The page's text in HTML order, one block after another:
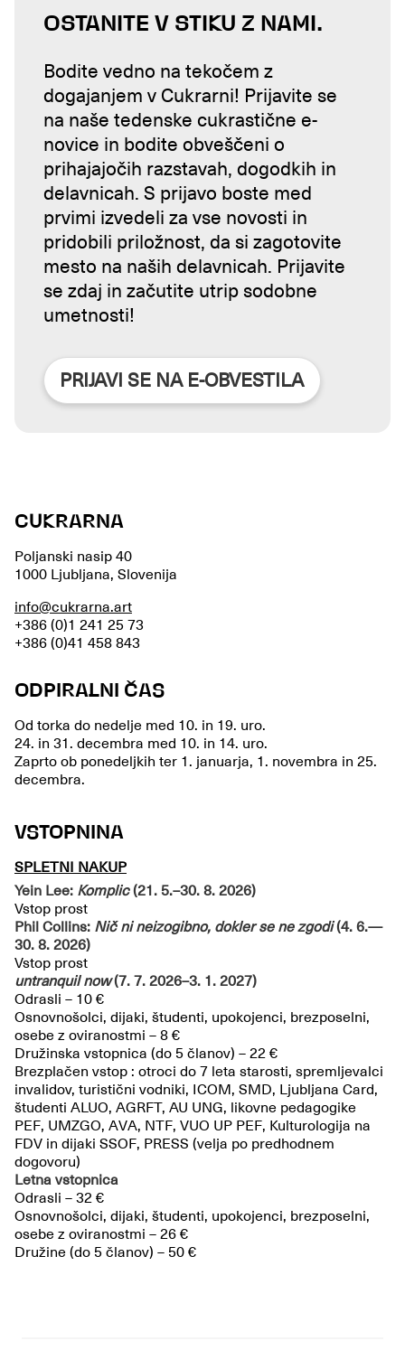
OSTANITE V STIKU Z NAMI.
Bodite vedno na tekočem z
dogajanjem v Cukrarni! Prijavite se
na naše tedenske cukrastične e-
novice in bodite obveščeni o
prihajajočih razstavah, dogodkih in
delavnicah. S prijavo boste med
prvimi izvedeli za vse novosti in
pridobili priložnost, da si zagotovite
mesto na naših delavnicah. Prijavite
se zdaj in začutite utrip sodobne
umetnosti!
PRIJAVI SE NA E-OBVESTILA
CUKRARNA
Poljanski nasip 40
1000 Ljubljana, Slovenija
info@cukrarna.art
+386 (0)1 241 25 73
+386 (0)41 458 843
ODPIRALNI ČAS
Od torka do nedelje med 10. in 19. uro.
24. in 31. decembra med 10. in 14. uro.
Zaprto ob ponedeljkih ter 1. januarja, 1. novembra in 25.
decembra.
VSTOPNINA
SPLETNI NAKUP
Yein Lee: Komplic(21. 5.–30. 8. 2026)
Vstop prost
Phil Collins: Nič ni neizogibno, dokler se ne zgodi(4. 6.—
30. 8. 2026)
Vstop prost
untranquil now(7. 7. 2026–3. 1. 2027)
Odrasli – 10 €
Osnovnošolci, dijaki, študenti, upokojenci, brezposelni,
osebe z oviranostmi – 8 €
Družinska vstopnica (do 5 članov) – 22 €
Brezplačen vstop : otroci do 7 leta starosti, spremljevalci
invalidov, turistični vodniki, ICOM, SMD, Ljubljana Card,
študenti ALUO, AGRFT, AU UNG, likovne pedagogike
PEF, UMZGO, AVA, NTF, VUO UP PEF, Kulturologija na
FDV in dijaki SSOF, PRESS (velja po predhodnem
dogovoru)
Letna vstopnica
Odrasli – 32 €
Osnovnošolci, dijaki, študenti, upokojenci, brezposelni,
osebe z oviranostmi – 26 €
Družine (do 5 članov) – 50 €